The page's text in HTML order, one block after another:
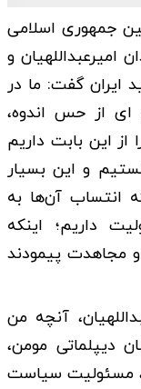
جمهوری اسلامی
امیرعبداللهیان و
ایران گفت: ما در
ای از حس اندوه،
این بابت داریم
و این بسیار
انتساب آن‌ها به
داریم؛ اینکه
مجاهدت پیمودند
آنچه من
دیپلماتی مومن،
مسئولیت سیاست